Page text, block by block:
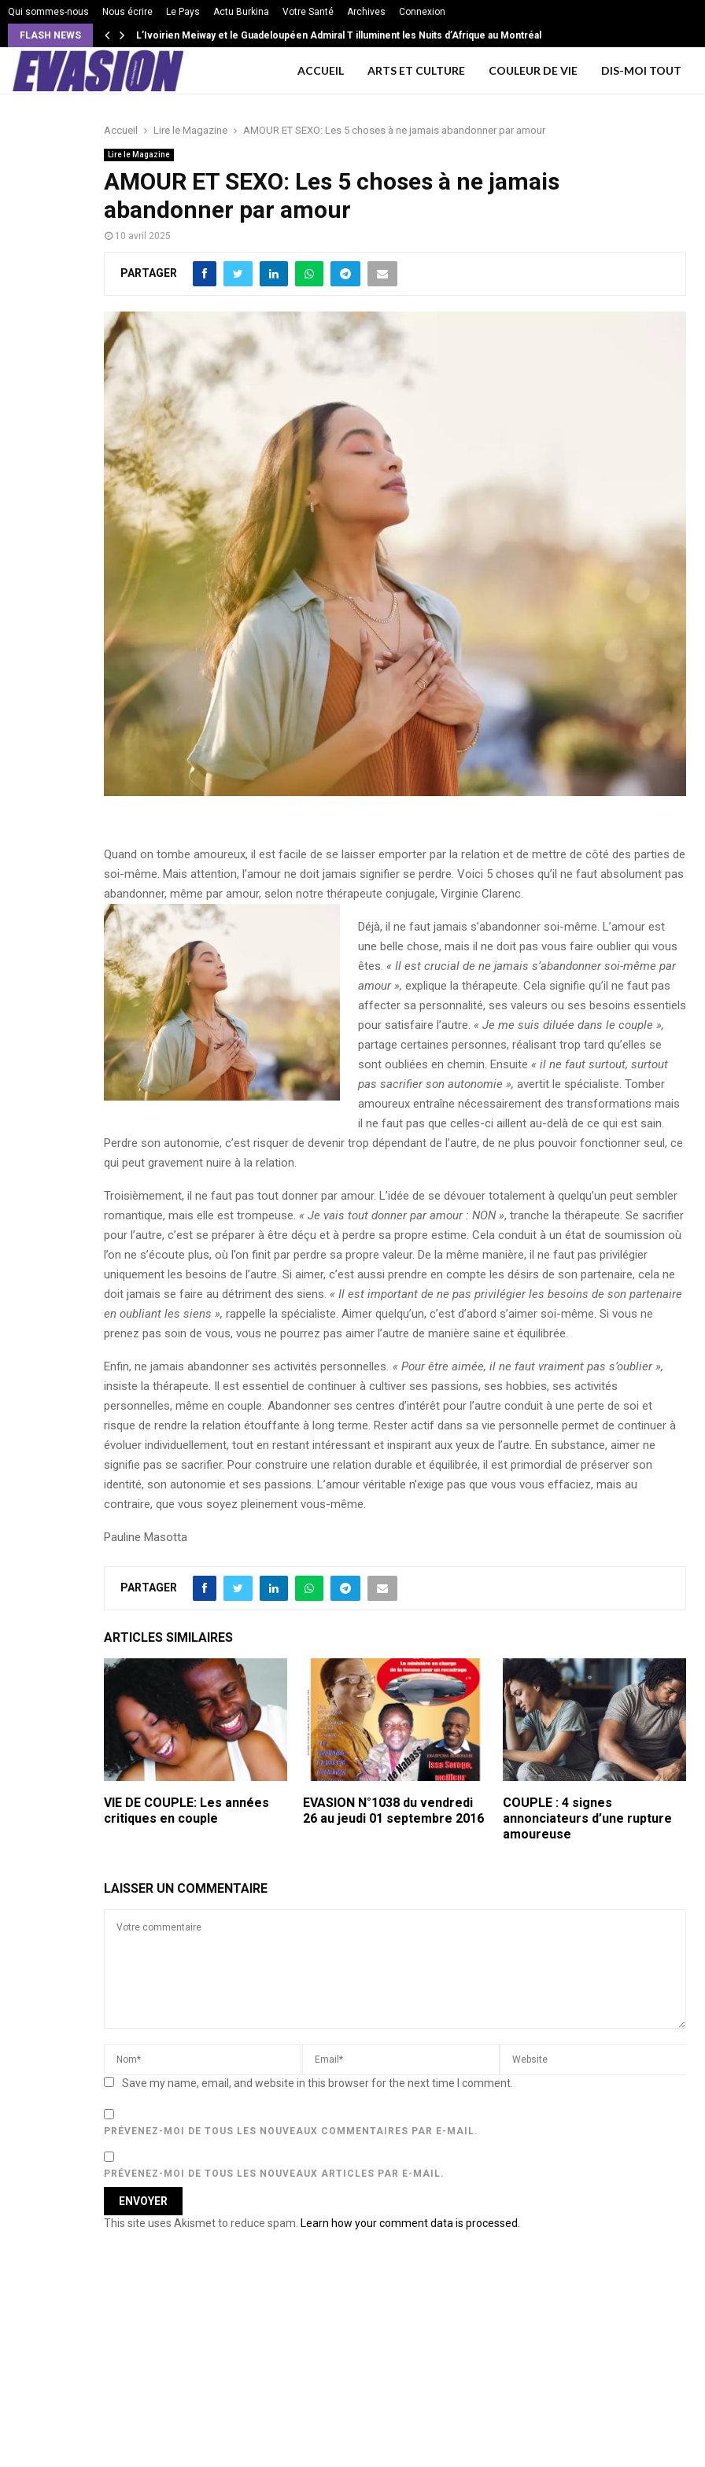
Qui sommes-nous Nous écrire Le Pays Actu Burkina Votre Santé Archives Connexion
FLASH NEWS L’Ivoirien Meiway et le Guadeloupéen Admiral T illuminent les Nuits d’Afrique au Montréal
ACCUEIL ARTS ET CULTURE COULEUR DE VIE DIS-MOI TOUT
Accueil Lire le Magazine AMOUR ET SEXO: Les 5 choses à ne jamais abandonner par amour
Lire le Magazine
AMOUR ET SEXO: Les 5 choses à ne jamais
abandonner par amour
10 avril 2025
PARTAGER
Quand on tombe amoureux, il est facile de se laisser emporter par la relation et de mettre de côté des parties de
soi-même. Mais attention, l’amour ne doit jamais signifier se perdre. Voici 5 choses qu’il ne faut absolument pas
abandonner, même par amour, selon notre thérapeute conjugale, Virginie Clarenc.
Déjà, il ne faut jamais s’abandonner soi-même. L’amour est
une belle chose, mais il ne doit pas vous faire oublier qui vous
êtes. « Il est crucial de ne jamais s’abandonner soi-même par
amour », explique la thérapeute. Cela signifie qu’il ne faut pas
affecter sa personnalité, ses valeurs ou ses besoins essentiels
pour satisfaire l’autre. « Je me suis diluée dans le couple »,
partage certaines personnes, réalisant trop tard qu’elles se
sont oubliées en chemin. Ensuite « il ne faut surtout, surtout
pas sacrifier son autonomie », avertit le spécialiste. Tomber
amoureux entraîne nécessairement des transformations mais
il ne faut pas que celles-ci aillent au-delà de ce qui est sain.
Perdre son autonomie, c’est risquer de devenir trop dépendant de l’autre, de ne plus pouvoir fonctionner seul, ce
qui peut gravement nuire à la relation.
Troisièmement, il ne faut pas tout donner par amour. L’idée de se dévouer totalement à quelqu’un peut sembler
romantique, mais elle est trompeuse. « Je vais tout donner par amour : NON », tranche la thérapeute. Se sacrifier
pour l’autre, c’est se préparer à être déçu et à perdre sa propre estime. Cela conduit à un état de soumission où
l’on ne s’écoute plus, où l’on finit par perdre sa propre valeur. De la même manière, il ne faut pas privilégier
uniquement les besoins de l’autre. Si aimer, c’est aussi prendre en compte les désirs de son partenaire, cela ne
doit jamais se faire au détriment des siens. « Il est important de ne pas privilégier les besoins de son partenaire
en oubliant les siens », rappelle la spécialiste. Aimer quelqu’un, c’est d’abord s’aimer soi-même. Si vous ne
prenez pas soin de vous, vous ne pourrez pas aimer l’autre de manière saine et équilibrée.
Enfin, ne jamais abandonner ses activités personnelles. « Pour être aimée, il ne faut vraiment pas s’oublier »,
insiste la thérapeute. Il est essentiel de continuer à cultiver ses passions, ses hobbies, ses activités
personnelles, même en couple. Abandonner ses centres d’intérêt pour l’autre conduit à une perte de soi et
risque de rendre la relation étouffante à long terme. Rester actif dans sa vie personnelle permet de continuer à
évoluer individuellement, tout en restant intéressant et inspirant aux yeux de l’autre. En substance, aimer ne
signifie pas se sacrifier. Pour construire une relation durable et équilibrée, il est primordial de préserver son
identité, son autonomie et ses passions. L’amour véritable n’exige pas que vous vous effaciez, mais au
contraire, que vous soyez pleinement vous-même.
Pauline Masotta
PARTAGER
ARTICLES SIMILAIRES
VIE DE COUPLE: Les années
critiques en couple
EVASION N°1038 du vendredi
26 au jeudi 01 septembre 2016
COUPLE : 4 signes
annonciateurs d’une rupture
amoureuse
LAISSER UN COMMENTAIRE
Save my name, email, and website in this browser for the next time I comment.
PRÉVENEZ-MOI DE TOUS LES NOUVEAUX COMMENTAIRES PAR E-MAIL.
PRÉVENEZ-MOI DE TOUS LES NOUVEAUX ARTICLES PAR E-MAIL.
This site uses Akismet to reduce spam. Learn how your comment data is processed.